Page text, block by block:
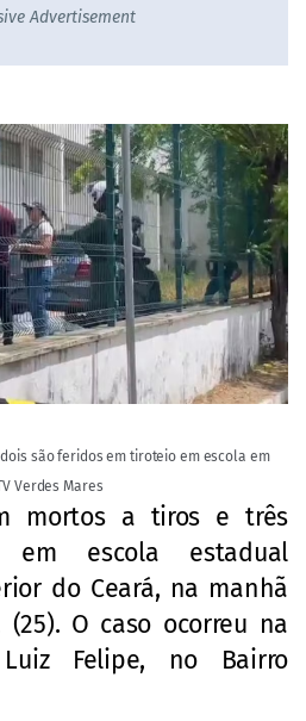
Advertisement
são feridos em tiroteio em escola em
Verdes Mares
mortos a tiros e três
em escola estadual
do Ceará, na manhã
O caso ocorreu na
Luiz Felipe, no Bairro